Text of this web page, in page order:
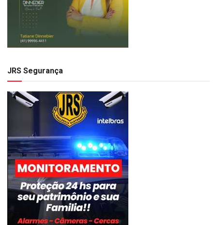
JRS Segurança